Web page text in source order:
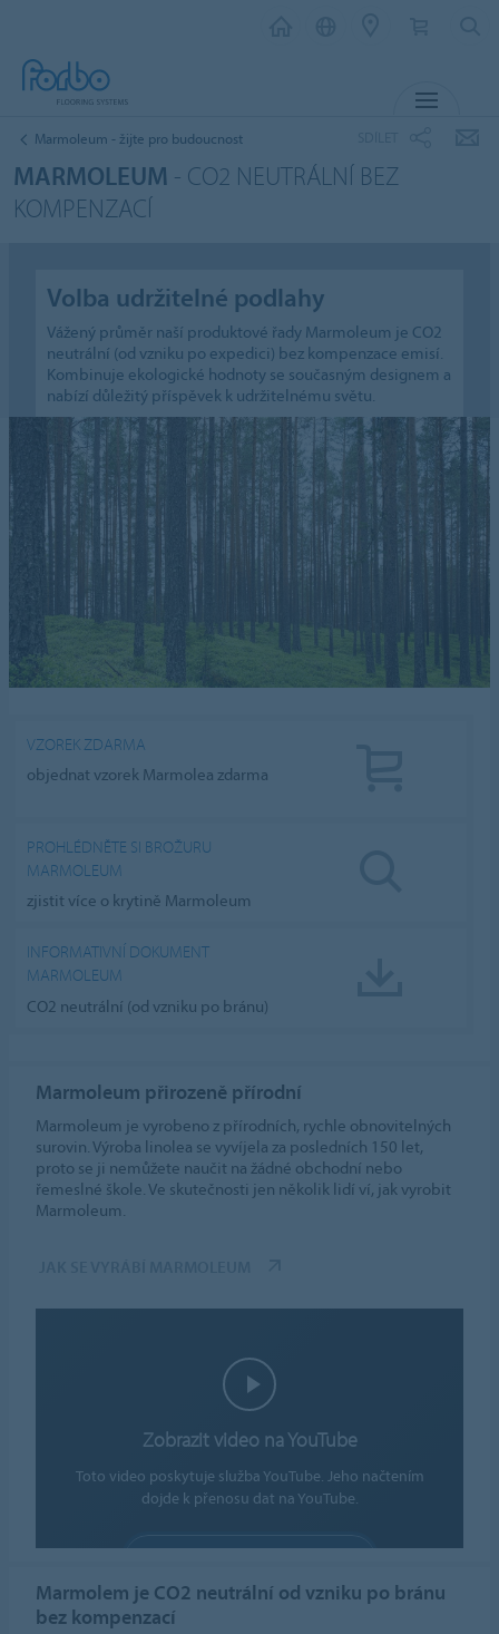
Marmoleum - žijte pro budoucnost
MARMOLEUM - CO2 NEUTRÁLNÍ BEZ
KOMPENZACÍ
Volba udržitelné podlahy
Vážený průměr naší produktové řady Marmoleum je CO2
neutrální (od vzniku po expedici) bez kompenzace emisí.
Kombinuje ekologické hodnoty se současným designem a
nabízí důležitý příspěvek k udržitelnému světu.
VZOREK ZDARMA
objednat vzorek Marmolea zdarma
PROHLÉDNĚTE SI BROŽURU
MARMOLEUM
zjistit více o krytině Marmoleum
INFORMATIVNÍ DOKUMENT
MARMOLEUM
CO2 neutrální (od vzniku po bránu)
Marmoleum přirozeně přírodní
Marmoleum je vyrobeno z přírodních, rychle obnovitelných
surovin. Výroba linolea se vyvíjela za posledních 150 let,
proto se ji nemůžete naučit na žádné obchodní nebo
řemeslné škole. Ve skutečnosti jen několik lidí ví, jak vyrobit
Marmoleum.
Zobrazit video na YouTube
Toto video poskytuje služba YouTube. Jeho načtením
dojde k přenosu dat na YouTube.
Nastavení souborů cookie
Marmolem je CO2 neutrální od vzniku po bránu
bez kompenzací